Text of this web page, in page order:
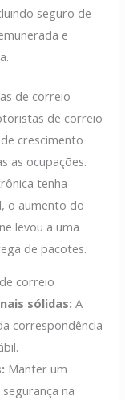
seguro de
e
de correio
de correio
crescimento
as ocupações.
tenha
o aumento do
levou a uma
de pacotes.
correio
sólidas: A
correspondência
Manter um
na